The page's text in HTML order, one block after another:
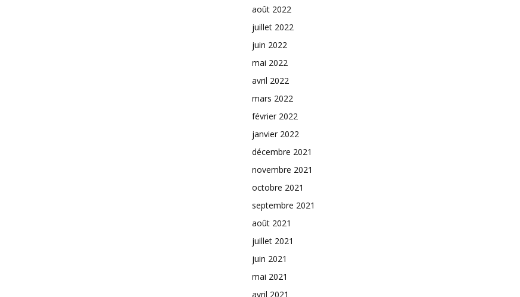
août 2022
juillet 2022
juin 2022
mai 2022
avril 2022
mars 2022
février 2022
janvier 2022
décembre 2021
novembre 2021
octobre 2021
septembre 2021
août 2021
juillet 2021
juin 2021
mai 2021
avril 2021